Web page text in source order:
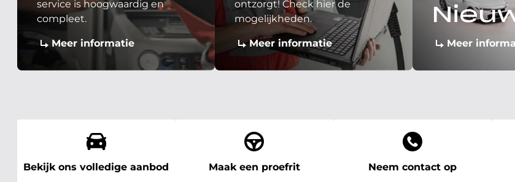
service is hoogwaardig en
compleet.
Meer informatie
ontzorgt! Check hier de
mogelijkheden.
Meer informatie Meer
Bekijk ons volledige aanbod Maak een proefrit Neem contact op